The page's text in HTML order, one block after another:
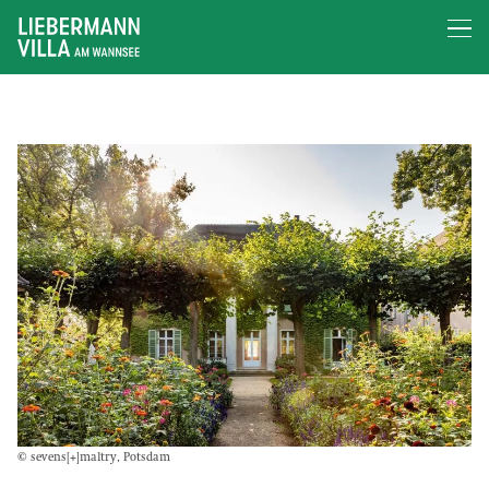
© sevens[+]maltry, Potsdam